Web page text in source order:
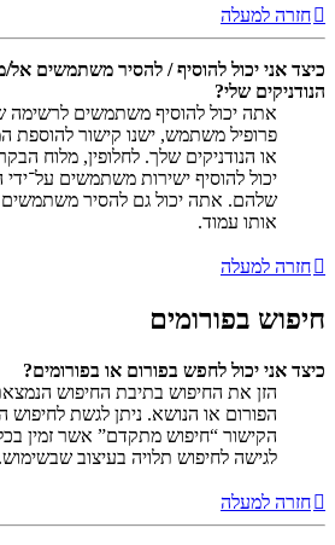
חזרה למעלה
כיצד אני יכול להוסיף / להסיר משתמשים
הנודניקים שלי?
אתה יכול להוסיף משתמשים לרשימה
פרופיל משתמש, ישנו קישור
או הנודניקים שלך. לחלופין, מלוח
יכול להוסיף ישירות משתמשים
שלהם. אתה יכול גם להסיר
אותו עמוד.
חזרה למעלה
חיפוש בפורומים
כיצד אני יכול לחפש בפורום או בפורומים?
הזן את החיפוש בתיבת החיפוש
הפורום או הנושא. ניתן לגשת
הקישור “חיפוש מתקדם” אשר זמין
לגישה לחיפוש תלויה בעיצוב שבשימוש.
חזרה למעלה